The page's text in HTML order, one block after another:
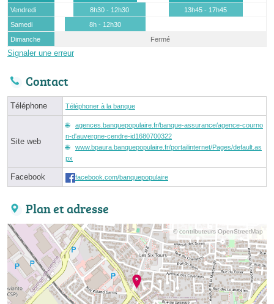
Vendredi
8h30 - 12h30
13h45 - 17h45
Samedi
8h - 12h30
Dimanche
Fermé
Signaler une erreur
Contact
Téléphone Téléphoner à la banque
Site web
agences.banquepopulaire.fr/banque-assurance/agence-courno
n-d'auvergne-cendre-id1680700322
www.bpaura.banquepopulaire.fr/portailinternet/Pages/default.as
px
Facebook facebook.com/banquepopulaire
Plan et adresse
© contributeurs OpenStreetMap